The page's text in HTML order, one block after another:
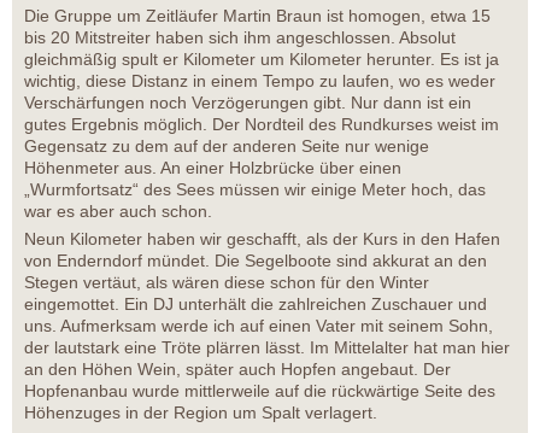
Die Gruppe um Zeitläufer Martin Braun ist homogen, etwa 15
bis 20 Mitstreiter haben sich ihm angeschlossen. Absolut
gleichmäßig spult er Kilometer um Kilometer herunter. Es ist ja
wichtig, diese Distanz in einem Tempo zu laufen, wo es weder
Verschärfungen noch Verzögerungen gibt. Nur dann ist ein
gutes Ergebnis möglich. Der Nordteil des Rundkurses weist im
Gegensatz zu dem auf der anderen Seite nur wenige
Höhenmeter aus. An einer Holzbrücke über einen
„Wurmfortsatz“ des Sees müssen wir einige Meter hoch, das
war es aber auch schon.
Neun Kilometer haben wir geschafft, als der Kurs in den Hafen
von Enderndorf mündet. Die Segelboote sind akkurat an den
Stegen vertäut, als wären diese schon für den Winter
eingemottet. Ein DJ unterhält die zahlreichen Zuschauer und
uns. Aufmerksam werde ich auf einen Vater mit seinem Sohn,
der lautstark eine Tröte plärren lässt. Im Mittelalter hat man hier
an den Höhen Wein, später auch Hopfen angebaut. Der
Hopfenanbau wurde mittlerweile auf die rückwärtige Seite des
Höhenzuges in der Region um Spalt verlagert.